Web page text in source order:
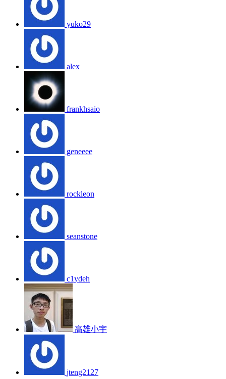
yuko29
alex
frankhsaio
geneeee
rockleon
seanstone
c1ydeh
高雄小宇
jteng2127